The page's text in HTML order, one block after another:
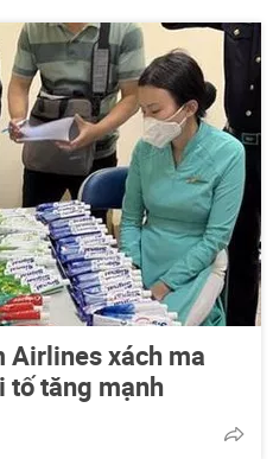
Airlines xách ma
tố tăng mạnh